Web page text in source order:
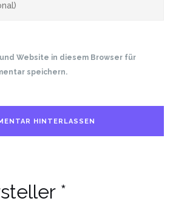
Website in diesem Browser für
speichern.
*